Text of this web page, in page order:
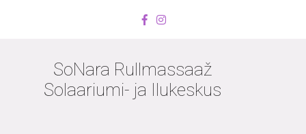
SoNara Rullmassaaž
Solaariumi- ja Ilukeskus